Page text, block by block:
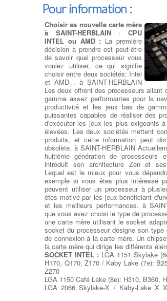
Dépanner ou remplacer
l’alimentation:Dépanner ou
remplacer l'alimentation
: Test
de charge et d'alimentation sur
votre Pc - Vérification des
connectiques d'alimentation de
l'Ordi sur Bloc Alimentation - à
SAINT-HERBLAIN -
Changement du Bloc
Alimentation de l'Ordinateur -
Pc sur Bloc Alimentation - à SAINT-
Puissances adaptées entre 300
Alimentations Corsair 80 plus
Alimentation - à SAINT-HERBLAIN -
du Bloc alimentation modulaire.
Ajouter
cartes
Carte
contrôleur IEEE 1394b), à SAINT-
contrôleur USB 2.0 ou USB 3.0, une
cartes contrôleur SAS SFF-8087 à
contrôleur port parallèle DB-25 ou une
RS-232 (RS232) DB-9, une carte son
ou 7.1, à SAINT-HERBLAIN des cartes
et cartes Wi-Fi pour vos connexions
Dépanner ou remplacer votre
Pour information :
Choisir sa nouvelle carte mère
à SAINT-HERBLAIN:CPU
INTEL ou AMD : La première
décision à prendre est peut-être
de savoir quel processeur vous
voulez utiliser, ce qui signifie
choisir entre deux sociétés: Intel
et AMD . à SAINT-HERBLAIN
Les deux offrent des processeurs allant
gamme assez performantes pour la
productivité et les jeux bas de
puissantes capables de réaliser des
d'exécuter les jeux les plus exigeants
élevées. Les deux sociétés mettent
produits, et cette information peut
obsolète. à SAINT-HERBLAIN
huitième génération de processeurs
introduit son architecture Zen et
Lequel est le mieux pour vous
exemple si vous êtes plus intéressé
peuvent utiliser un processeur à
êtes motivé par les jeux bénéficiant
et les meilleurs performances. à
que vous avez choisi le type de
une carte mère utilisant le socket
socket du processeur désigne son
de connexion à la carte mère. Un
la carte mère qui dirige les différents
SOCKET INTEL : LGA 1151 Skylake
H170, Q170, Z170 / Kaby Lake (7e):
Z270
LGA 1150 Café Lake (8e): H310, B360,
LGA 2066 Skylake-X / Kaby-Lake X